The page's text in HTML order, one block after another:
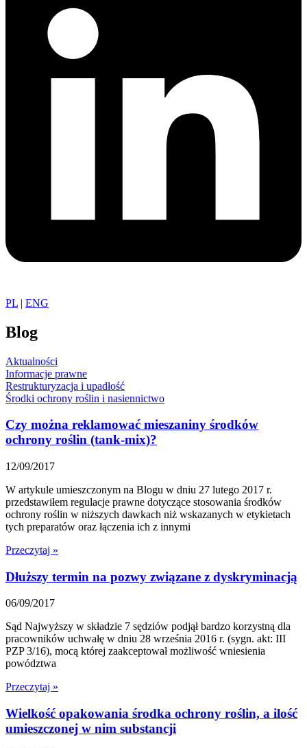
PL | ENG
Blog
Aktualności
Informacje prawne
Restrukturyzacja i upadłość
Środki ochrony roślin i nasiennictwo
Czy można reklamować mieszaniny środków
ochrony roślin (tank-mix)?
12/09/2017
W artykule umieszczonym na Blogu w dniu 27 lutego 2017 r.
przedstawiłem regulacje prawne dotyczące stosowania środków
ochrony roślin w niższych dawkach niż wskazanych w etykietach
tych preparatów oraz łączenia ich z innymi
Przeczytaj »
Dłuższy termin na pozwy związane z dyskryminacją
06/09/2017
Sąd Najwyższy w składzie 7 sędziów podjął bardzo korzystną dla
pracowników uchwałę w dniu 28 września 2016 r. (sygn. akt: III
PZP 3/16), mocą której zaakceptował możliwość wniesienia
powództwa
Przeczytaj »
Wielkość opakowania środka ochrony roślin, a ilość
umieszczonej w nim substancji